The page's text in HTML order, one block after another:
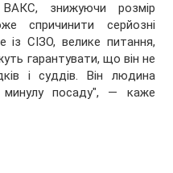
ВАКС, знижуючи розмір
спричинити серйозні
із СІЗО, велике питання,
гарантувати, що він не
і суддів. Він людина
минулу посаду", — каже